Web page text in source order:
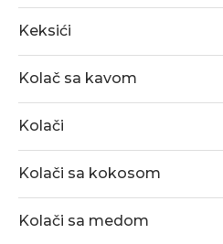
Keksići
Kolač sa kavom
Kolači
Kolači sa kokosom
Kolači sa medom